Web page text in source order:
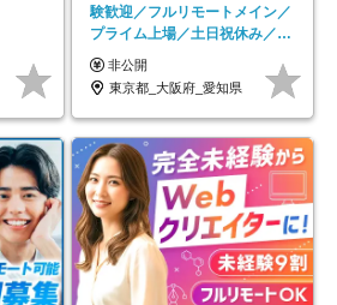
験歓迎／フルリモートメイン／
プライム上場／土日祝休み／東
京・大阪・名古屋
非公開
東京都_大阪府_愛知県